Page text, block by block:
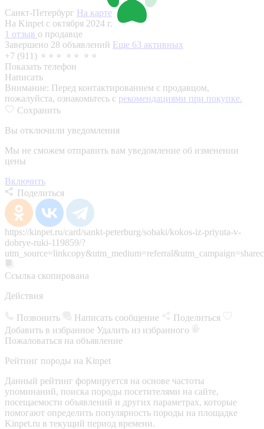
Санкт-Петербург На карте
На Kinpet c октября 2024 г.
1 отзыв о продавце
Завершено 28 объявлений Еще 63 активных
+7 (911) ⚬⚬⚬ ⚬⚬ ⚬⚬
Показать телефон
Написать
Внимание: Перед контактированием с продавцом,
пожалуйста, ознакомьтесь с рекомендациями при покупке.
Сохранить
Вы отключили уведомления
Мы не сможем отправить вам уведомление об изменении
цены
Включить
Поделиться
https://kinpet.ru/card/sankt-peterburg/sobaki/kokos-iz-priyuta-v-
dobrye-ruki-119859/?
Ссылка скопирована
Действия
Позвонить Написать сообщение
Поделиться
Добавить в избранное Удалить из избранного
Пожаловаться на объявление
Рейтинг породы на Kinpet
Данный рейтинг формируется на основе частоты
упоминаний, поиска породы посетителями на сайте,
посещаемости объявлений и других параметрах, которые
помогают определить популярность породы на площадке
Kinpet.ru в текущий период времени.